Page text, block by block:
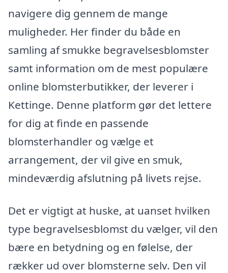
navigere dig gennem de mange
muligheder. Her finder du både en
samling af smukke begravelsesblomster
samt information om de mest populære
online blomsterbutikker, der leverer i
Kettinge. Denne platform gør det lettere
for dig at finde en passende
blomsterhandler og vælge et
arrangement, der vil give en smuk,
mindeværdig afslutning på livets rejse.
Det er vigtigt at huske, at uanset hvilken
type begravelsesblomst du vælger, vil den
bære en betydning og en følelse, der
rækker ud over blomsterne selv. Den vil